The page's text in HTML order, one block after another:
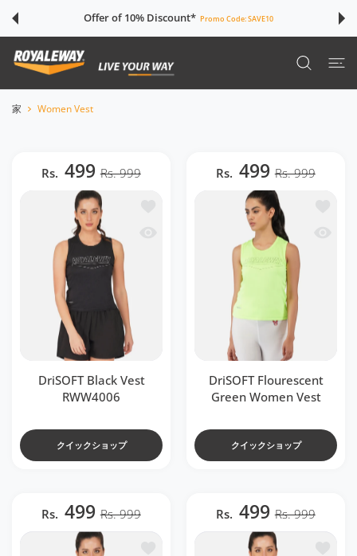
に進む Offer of 10% Discount* Promo Code:SAVE10
家 Women Vest
Rs. 499 Rs. 999
ほしい物リストに追加する DriSOFT
クイックビュー DriSOFT Black Vest
DriSOFT Black Vest
RWW4006
クイックショップ
Rs. 499 Rs. 999
DriSOFT Flourescent
Green Women Vest
クイックショップ
Rs. 499 Rs. 999
ほしい物リストに追加する DriSOFT
Rs. 499 Rs. 999